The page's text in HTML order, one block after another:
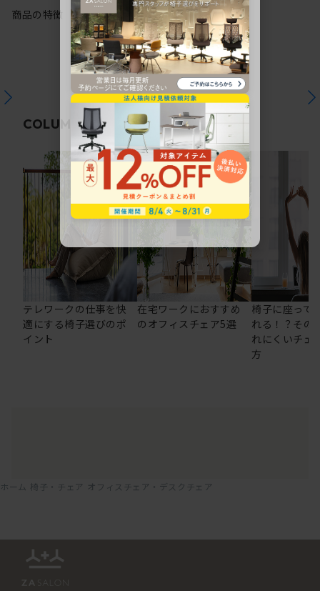
商品の特徴
COLUMN関連コラム
テレワークの仕事を快
適にする椅子選びのポ
イント
在宅ワークにおすすめ
のオフィスチェア5選
椅子に座って
れる！？その
れにくいチェ
方
ホーム 椅子・チェア オフィスチェア・デスクチェア